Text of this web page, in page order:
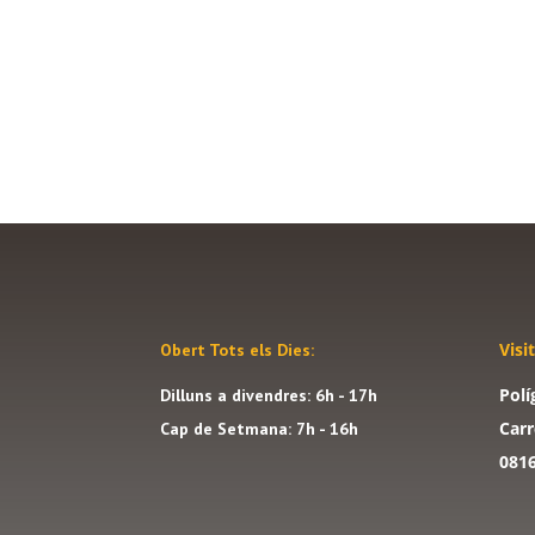
Obert Tots els Dies:
Dilluns a divendres: 6h - 17h
Cap de Setmana: 7h - 16h